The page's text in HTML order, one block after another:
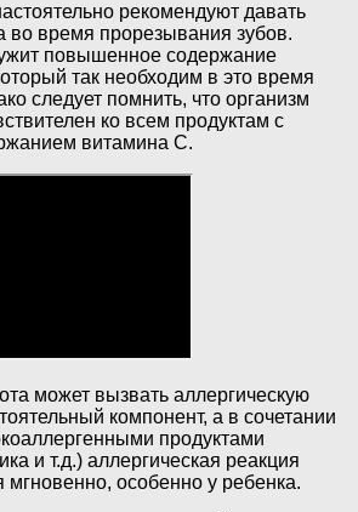
рекомендуют давать
во время прорезывания зубов.
повышенное содержание
так необходим в это время
следует помнить, что организм
ко всем продуктам с
витамина С.
может вызвать аллергическую
компонент, а в сочетании
продуктами
и т.д.) аллергическая реакция
мгновенно, особенно у ребенка.